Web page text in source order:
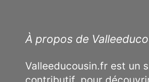
À propos de
Valleeducousin.fr est un